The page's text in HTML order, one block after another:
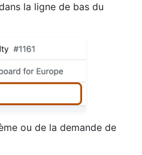
la ligne de bas du
ou de la demande de